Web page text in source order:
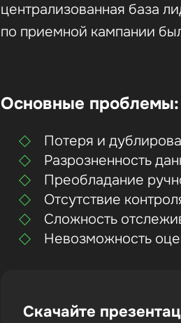
централизованная база
по приемной кампании
Основные проблемы:
Потеря и
Разрозненность
Преобладание
Отсутствие
Сложность
Невозможность
Скачайте